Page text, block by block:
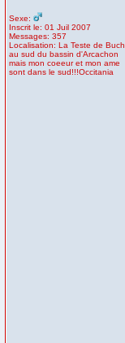
Sexe:
Inscrit le: 01 Juil 2007
Messages: 357
Localisation: La Teste de Buch
au sud du bassin d'Arcachon
mais mon coeeur et mon ame
sont dans le sud!!!Occitania